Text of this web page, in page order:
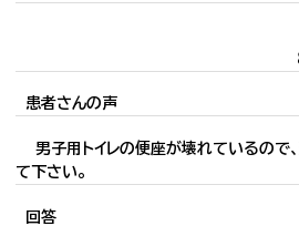
患者さんの声
男子用トイレの便座が壊れているので、
て下さい。
回答